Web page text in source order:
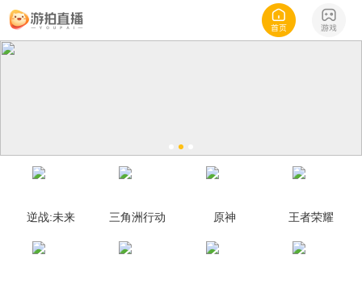
逆战:未来 三角洲行动 原神 王者荣耀